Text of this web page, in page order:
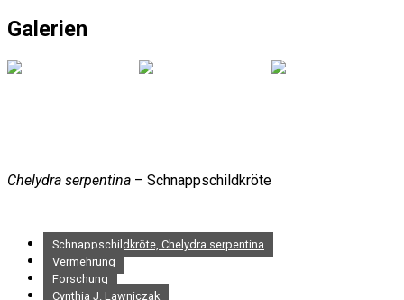
Galerien
Chelydra serpentina – Schnappschildkröte
Schnappschildkröte, Chelydra serpentina
Vermehrung
Forschung
Cynthia J. Lawniczak